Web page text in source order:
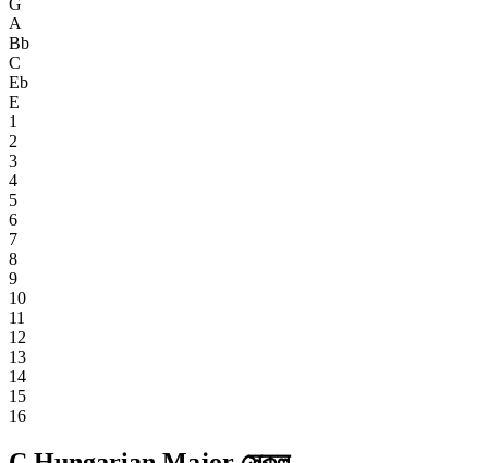
A
Bb
C
Eb
E
1
2
3
4
5
6
7
8
9
10
11
12
13
14
15
16